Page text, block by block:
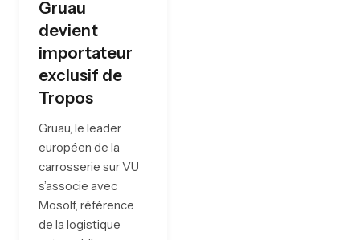
Gruau
devient
importateur
exclusif de
Tropos
Gruau, le leader
européen de la
carrosserie sur VU
s’associe avec
Mosolf, référence
de la logistique